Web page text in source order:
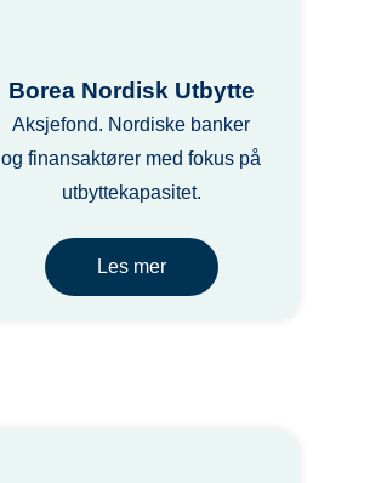
Borea Nordisk Utbytte
Aksjefond. Nordiske banker
og finansaktører med fokus på
utbyttekapasitet.
Les mer